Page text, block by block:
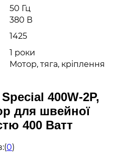
50 Гц
380 В
1425
1 роки
Мотор, тяга, кріплення
400W-2P,
для швейної
400 Ватт
(0)